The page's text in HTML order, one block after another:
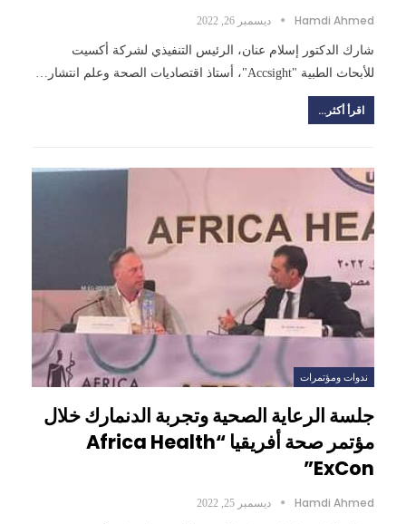
Hamdi Ahmed ديسمبر 26, 2022
شارك الدكتور إسلام عنان، الرئيس التنفيذي لشركة أكسيت
للأبحاث الطبية "Accsight"، أستاذ اقتصاديات الصحة وعلم انتشار…
اقرأ أكثر...
ندوات ومؤتمرات
جلسة الرعاية الصحية وتجربة الدنمارك خلال
مؤتمر صحة أفريقيا “Africa Health
ExCon”
Hamdi Ahmed ديسمبر 25, 2022